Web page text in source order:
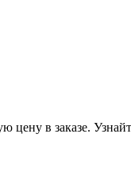
цену в заказе.